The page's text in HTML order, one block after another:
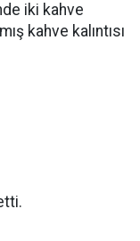
iki kahve
kahve kalıntısı